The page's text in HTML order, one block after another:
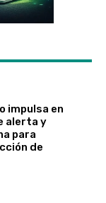
impulsa en
alerta y
para
de